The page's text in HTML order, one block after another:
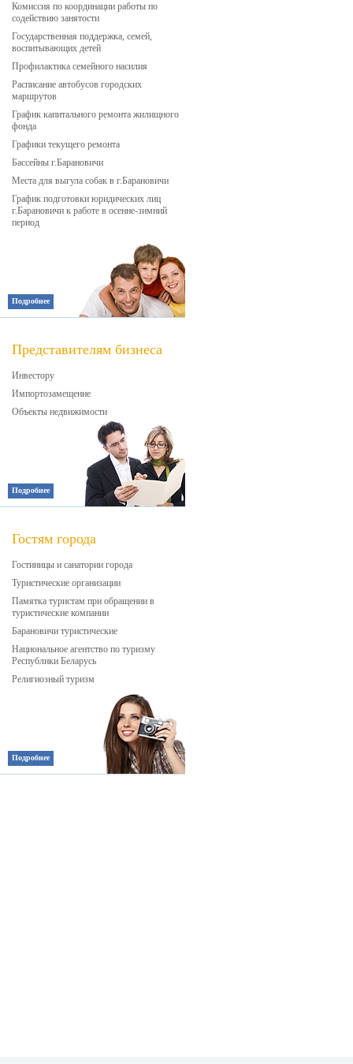
Комиссия по координации работы по
содействию занятости
Государственная поддержка, семей,
воспитывающих детей
Профилактика семейного насилия
Расписание автобусов городских
маршрутов
График капитального ремонта жилищного
фонда
Графики текущего ремонта
Бассейны г.Барановичи
Места для выгула собак в г.Барановичи
График подготовки юридических лиц
г.Барановичи к работе в осенне-зимний
период
Подробнее
Представителям бизнеса
Инвестору
Импортозамещение
Объекты недвижимости
Подробнее
Гостям города
Гостиницы и санатории города
Туристические организации
Памятка туристам при обращении в
туристические компании
Барановичи туристические
Национальное агентство по туризму
Республики Беларусь
Религиозный туризм
Подробнее